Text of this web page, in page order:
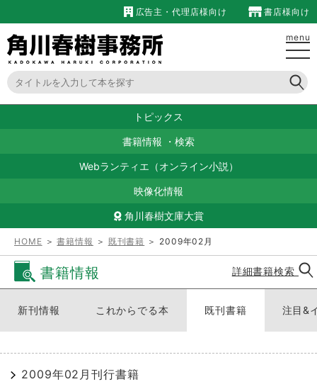
広告主・代理店様向け 書店様向け
menu
トピックス
書籍情報 ・ 検索
Webランティエ（オンライン小説）
映像化情報
角川春樹文庫大賞
HOME ＞書籍情報 ＞ 既刊書籍 ＞ 2009年02月
書籍情報 詳細書籍検索
新刊情報 これからでる本 既刊書籍 注目&
2009年02月刊行書籍